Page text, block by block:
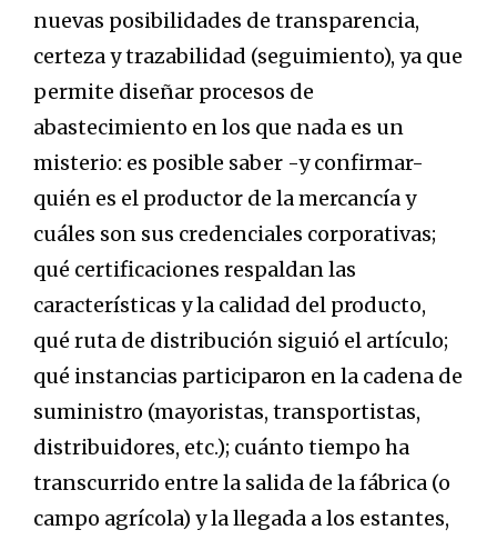
nuevas posibilidades de transparencia,
certeza y trazabilidad (seguimiento), ya que
permite diseñar procesos de
abastecimiento en los que nada es un
misterio: es posible saber -y confirmar-
quién es el productor de la mercancía y
cuáles son sus credenciales corporativas;
qué certificaciones respaldan las
características y la calidad del producto,
qué ruta de distribución siguió el artículo;
qué instancias participaron en la cadena de
suministro (mayoristas, transportistas,
distribuidores, etc.); cuánto tiempo ha
transcurrido entre la salida de la fábrica (o
campo agrícola) y la llegada a los estantes,